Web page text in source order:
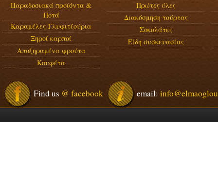
Παραδοσιακά προϊόντα &
Ποτά
Καραμέλες-Γλυφιτζούρια
Ξηροί καρποί
Αποξηραμένα φρούτα
Κουφέτα
Πρώτες ύλες
Διακόσμηση τούρτας
Σοκολάτες
Είδη συσκευασίας
Find us @ facebook email: